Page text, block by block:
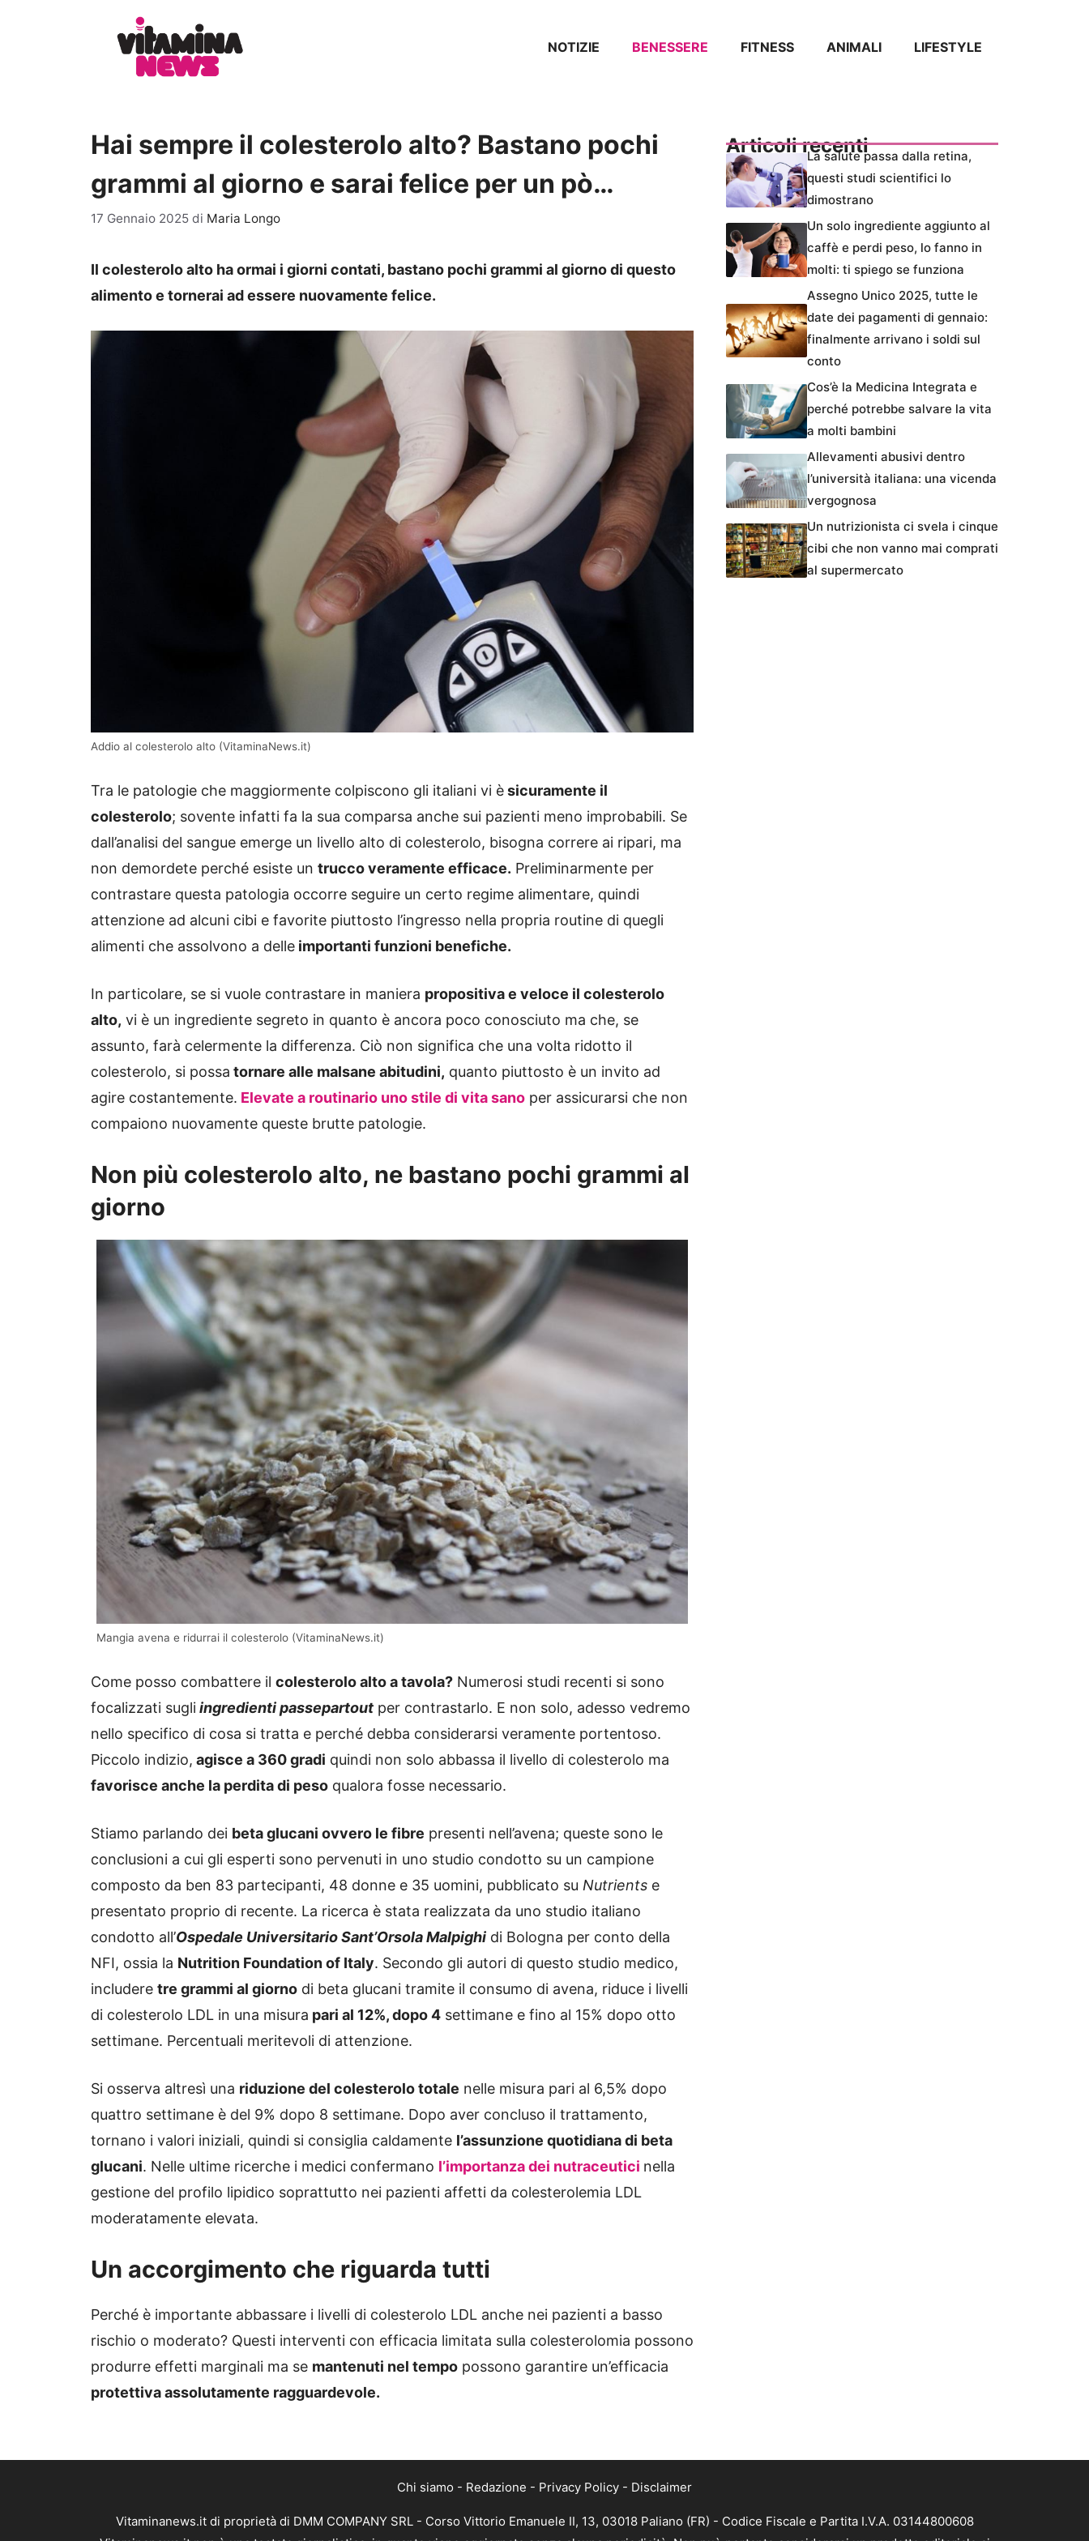
NOTIZIE BENESSERE FITNESS ANIMALI LIFESTYLE
Hai sempre il colesterolo alto? Bastano pochi
grammi al giorno e sarai felice per un pò…
17 Gennaio 2025 di Maria Longo
Il colesterolo alto ha ormai i giorni contati, bastano pochi grammi al giorno di questo
alimento e tornerai ad essere nuovamente felice.
Addio al colesterolo alto (VitaminaNews.it)
Tra le patologie che maggiormente colpiscono gli italiani vi èsicuramente il
colesterolo; sovente infatti fa la sua comparsa anche sui pazienti meno improbabili. Se
dall’analisi del sangue emerge un livello alto di colesterolo, bisogna correre ai ripari, ma
non demordete perché esiste un trucco veramente efficace. Preliminarmente per
contrastare questa patologia occorre seguire un certo regime alimentare, quindi
attenzione ad alcuni cibi e favorite piuttosto l’ingresso nella propria routine di quegli
alimenti che assolvono a delle importanti funzioni benefiche.
In particolare, se si vuole contrastare in maniera propositiva e veloce il colesterolo
alto, vi è un ingrediente segreto in quanto è ancora poco conosciuto ma che, se
assunto, farà celermente la differenza. Ciò non significa che una volta ridotto il
colesterolo, si possa tornare alle malsane abitudini, quanto piuttosto è un invito ad
agire costantemente. Elevate a routinario uno stile di vita sano per assicurarsi che non
compaiono nuovamente queste brutte patologie.
Non più colesterolo alto, ne bastano pochi grammi al
giorno
Mangia avena e ridurrai il colesterolo (VitaminaNews.it)
Come posso combattere il colesterolo alto a tavola? Numerosi studi recenti si sono
focalizzati sugliingredienti passepartout per contrastarlo. E non solo, adesso vedremo
nello specifico di cosa si tratta e perché debba considerarsi veramente portentoso.
Piccolo indizio, agisce a 360 gradi quindi non solo abbassa il livello di colesterolo ma
favorisce anche la perdita di peso qualora fosse necessario.
Stiamo parlando dei beta glucani ovvero le fibre presenti nell’avena; queste sono le
conclusioni a cui gli esperti sono pervenuti in uno studio condotto su un campione
composto da ben 83 partecipanti, 48 donne e 35 uomini, pubblicato su Nutrients e
presentato proprio di recente. La ricerca è stata realizzata da uno studio italiano
condotto all’Ospedale Universitario Sant’Orsola Malpighi di Bologna per conto della
NFI, ossia la Nutrition Foundation of Italy. Secondo gli autori di questo studio medico,
includere tre grammi al giorno di beta glucani tramite il consumo di avena, riduce i livelli
di colesterolo LDL in una misura pari al 12%, dopo 4 settimane e fino al 15% dopo otto
settimane. Percentuali meritevoli di attenzione.
Si osserva altresì una riduzione del colesterolo totale nelle misura pari al 6,5% dopo
quattro settimane è del 9% dopo 8 settimane. Dopo aver concluso il trattamento,
tornano i valori iniziali, quindi si consiglia caldamente l’assunzione quotidiana di beta
glucani. Nelle ultime ricerche i medici confermano l’importanza dei nutraceutici nella
gestione del profilo lipidico soprattutto nei pazienti affetti da colesterolemia LDL
moderatamente elevata.
Un accorgimento che riguarda tutti
Perché è importante abbassare i livelli di colesterolo LDL anche nei pazienti a basso
rischio o moderato? Questi interventi con efficacia limitata sulla colesterolomia possono
produrre effetti marginali ma se mantenuti nel tempo possono garantire un’efficacia
protettiva assolutamente ragguardevole.
Articoli recentiLa salute passa dalla retina,
questi studi scientifici lo
dimostrano
Un solo ingrediente aggiunto al
caffè e perdi peso, lo fanno in
molti: ti spiego se funziona
Assegno Unico 2025, tutte le
date dei pagamenti di gennaio:
finalmente arrivano i soldi sul
conto
Cos’è la Medicina Integrata e
perché potrebbe salvare la vita
a molti bambini
Allevamenti abusivi dentro
l’università italiana: una vicenda
vergognosa
Un nutrizionista ci svela i cinque
cibi che non vanno mai comprati
al supermercato
Chi siamo - Redazione - Privacy Policy - Disclaimer
Vitaminanews.it di proprietà di DMM COMPANY SRL - Corso Vittorio Emanuele II, 13, 03018 Paliano (FR) - Codice Fiscale e Partita I.V.A. 03144800608